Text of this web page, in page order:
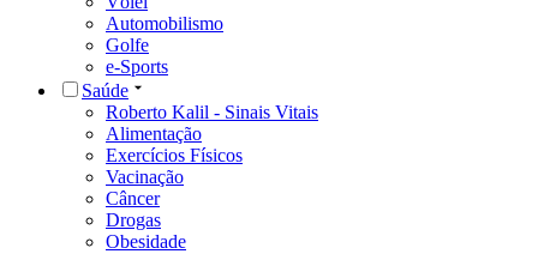
Automobilismo
Golfe
e-Sports
Saúde
Roberto Kalil - Sinais Vitais
Alimentação
Exercícios Físicos
Vacinação
Câncer
Drogas
Obesidade